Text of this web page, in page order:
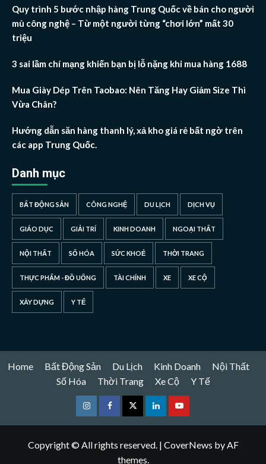
Quy trình 5 bước nhập hàng Trung Quốc về bán cho người
mù công nghệ – Từ một người từng “chơi lớn” mất 30
triệu
3 sai lầm chí mạng khiến bạn bị lỗ nặng khi mua hàng 1688
Mua Giày Dép Trên Taobao: Nên Tăng Hay Giảm Size Thì
Vừa Chân?
Hướng dẫn săn hàng thanh lý, xả kho giá rẻ bất ngờ trên
các app Trung Quốc.
Danh mục
BẤT ĐỘNG SẢN CÔNG NGHỆ DU LỊCH DỊCH VỤ
GIÁO DỤC GIẢI TRÍ KINH DOANH NGOẠI THẤT
NỘI THẤT SỐ HÓA SỨC KHOẺ THỜI TRANG
THỰC PHẨM - ĐỒ UỐNG TÀI CHÍNH XE XE CỘ
XÂY DỰNG Y TẾ
Home Bất Động Sản Du Lịch Kinh Doanh
Nội Thất
Số Hóa
Thời Trang Xe Cộ Y Tế
InstagramFacebookTwitterLinkedinYoutube
Copyright © All rights reserved. | CoverNews by AF
themes.